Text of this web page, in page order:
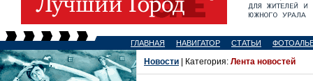
ГЛАВНАЯ НАВИГАТОР СТАТЬИ
Новости | Категория: Лента новостей